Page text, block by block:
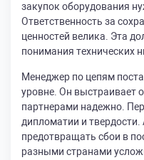
закупок оборудования
Ответственность за
ценностей велика. Эта
понимания технических
Менеджер по цепям
уровне. Он выстраивает
партнерами надежно.
дипломатии и
предотвращать сбои в
разными странами